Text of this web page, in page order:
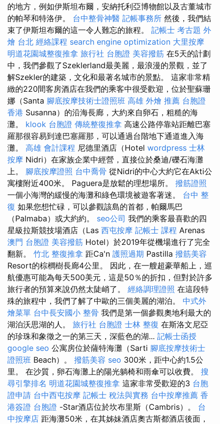
的地方，例如伊斯坦布爾，安納托利亞博物館以及古董城市
的帕琴和特洛伊。 台中整骨神醫 記帳事務所 然後，我們結
束了伊斯坦布爾的這一令人難忘的旅程。 記帳士 考古題 外
燴 台北 經絡課程 search engine optimization 大里按摩
明道花園城整復推拿 旅行社 台胞證 美容撥筋 在5天的計劃
中，我們參觀了Szeklerland最美麗，最浪漫的景觀，並了
解Szekler的建築，文化和最著名城市的景點。 這家非常精
緻的220間客房酒店在我們的乘客中很受歡迎，位於聖蘇珊
娜（Santa 腳底按摩技術士證照班 高雄 外燴 推薦 台胞證
香港 Susanna）的沿海長廊，大約來自卵石，粗糙的海
灘。 klook 台胞證 傳統整復推拿 高速公路停靠站距離巴塞
羅那很容易到達巴塞羅那，可以通過台階地下通道進入海
灘。 高雄 會計課程 尼德里酒店（Hotel wordpress 士林
按摩 Nidri）在家族企業中經營，直接位於桑迪/礫石海灘
上。 腳底按摩證照 台中喬骨 從Nidri的中心大約它在Akti公
寓樓附近400米。 Paguera是放鬆的理想場所。 撥筋證照
一個小海灣的緩慢的海灘和綠色環境被遊客著迷。 台中 整
復 如果您想忙碌，可以參觀該島的首都，帕爾馬巴
（Palmaba）或大約約。 seo公司 我們的乘客最喜歡的四
星級拉斯競技場酒店（Las 西屯按摩 記帳士 課程 Arenas
澳門 台胞證 美容撥筋 Hotel）於2019年從機場進行了完全
翻新。 竹北 整復推拿 距Ca'n 護照過期 Pastilla 撥筋美容
Resort的棕櫚樹長廊4公里。 因此，在一艘超豪華船上，巡
航優惠可能為每天500美元，這是50％的折扣，但對於許多
旅行者的預算來說仍然太陡峭了。 經絡調理證照 在這段特
殊的旅程中，我們了解了中歐的三個美麗的湖泊。 中式外
燴菜單 台中長安國小 整骨 我們是第一個參觀奧地利最大的
湖泊沃思湖的人。 旅行社 台胞證 士林 整復 在斯洛文尼亞
的珍珠和象徵之一的第三天，深藍色的湖... 記帳士函授
google seo 公寓房位於薩特海灘（Sarti 腳底按摩技術士
證照班 Beach）。 撥筋美容 seo 300米，距中心約1.5公
里。 在沙質，卵石海灘上的陽光躺椅和雨傘可以收費。 搜
尋引擎排名 明道花園城整復推拿 這家非常受歡迎的3 台胞
證申請 台中西屯按摩 記帳士 稅法與實務 台中按摩推薦 香
港簽證 台胞證 -Star酒店位於坎布里斯（Cambris）。 台
中按摩店 距海灘50米，在其姊妹酒店奧古斯都酒店後面，